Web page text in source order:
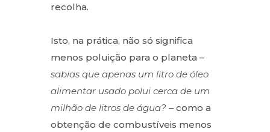
recolha.
Isto, na prática, não só significa
menos poluição para o planeta –
sabias que apenas um litro de óleo
alimentar usado polui cerca de um
milhão de litros de água? – como a
obtenção de combustíveis menos